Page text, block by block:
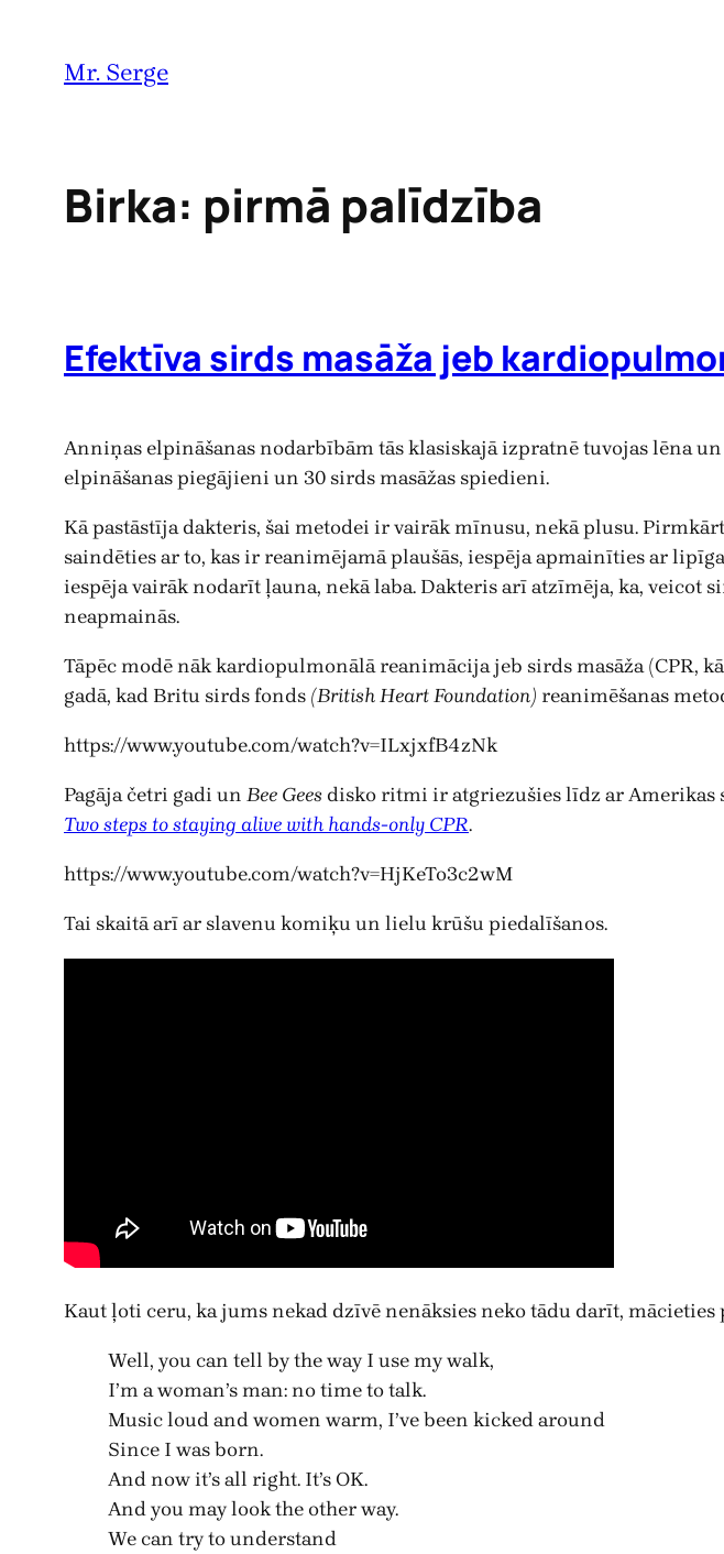
Mr. Serge
Birka: pirmā palīdzība
Efektīva sirds masāža jeb
Anniņas elpināšanas nodarbībām tās klasiskajā izpratnē tuvojas lēna
elpināšanas piegājieni un 30 sirds masāžas spiedieni.
Kā pastāstīja dakteris, šai metodei ir vairāk mīnusu, nekā plusu.
saindēties ar to, kas ir reanimējamā plaušās, iespēja apmainīties ar
iespēja vairāk nodarīt ļauna, nekā laba. Dakteris arī atzīmēja, ka, veicot
neapmainās.
Tāpēc modē nāk kardiopulmonālā reanimācija jeb sirds masāža (CPR,
gadā, kad Britu sirds fonds (British Heart Foundation) reanimēšanas
https://www.youtube.com/watch?v=ILxjxfB4zNk
Pagāja četri gadi un Bee Gees disko ritmi ir atgriezušies līdz ar Amerikas
Two steps to staying alive with hands-only CPR.
https://www.youtube.com/watch?v=HjKeTo3c2wM
Tai skaitā arī ar slavenu komiķu un lielu krūšu piedalīšanos.
Kaut ļoti ceru, ka jums nekad dzīvē nenāksies neko tādu darīt,
Well, you can tell by the way I use my walk,
I’m a woman’s man: no time to talk.
Music loud and women warm, I’ve been kicked around
Since I was born.
And now it’s all right. It’s OK.
And you may look the other way.
We can try to understand